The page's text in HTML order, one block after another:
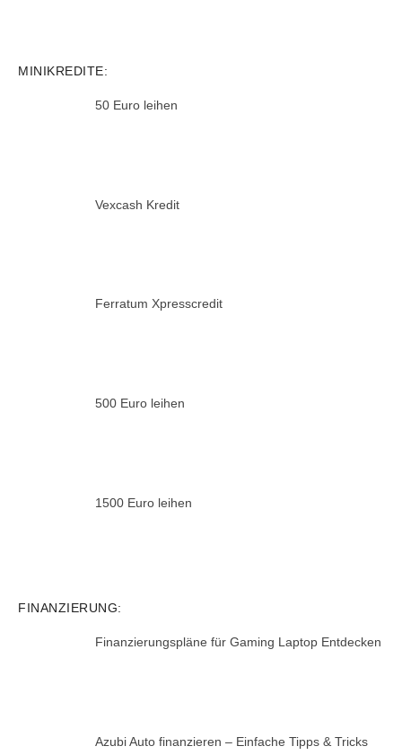
MINIKREDITE:
50 Euro leihen
Vexcash Kredit
Ferratum Xpresscredit
500 Euro leihen
1500 Euro leihen
FINANZIERUNG:
Finanzierungspläne für Gaming Laptop Entdecken
Azubi Auto finanzieren – Einfache Tipps & Tricks